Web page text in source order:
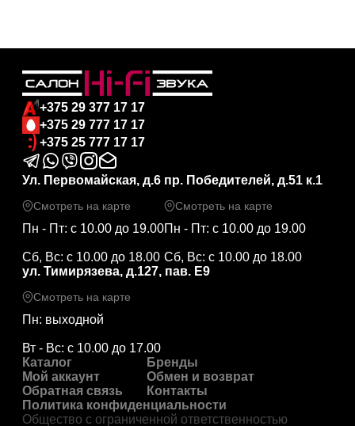
+375 29 377 17 17
+375 29 777 17 17
+375 25 777 17 17
Ул. Первомайская, д.6
Смотреть на карте
Пн - Пт: с 10.00 до 19.00
Сб, Вс: с 10.00 до 18.00
пр. Победителей, д.51 к.1
Смотреть на карте
Пн - Пт: с 10.00 до 19.00
Сб, Вс: с 10.00 до 18.00
ул. Тимирязева, д.127, пав. Е9
Смотреть на карте
Пн: выходной
Вт - Вс: с 10.00 до 17.00
Каталог
Бренды
Мой аккаунт
Обмен и возврат
Обратная связь
Контакты
Политика конфиденциальности
Общество с ограниченной ответственностью